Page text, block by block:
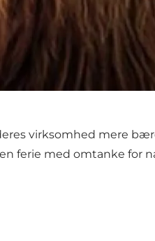
virksomhed mere
ferie med omtanke for